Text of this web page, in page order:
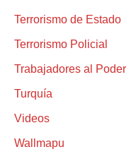
Terrorismo de Estado
Terrorismo Policial
Trabajadores al Poder
Turquía
Videos
Wallmapu